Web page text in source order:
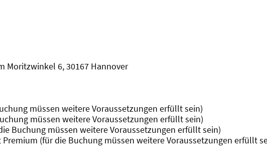
Moritzwinkel 6, 30167 Hannover
müssen weitere Voraussetzungen erfüllt sein)
müssen weitere Voraussetzungen erfüllt sein)
Buchung müssen weitere Voraussetzungen erfüllt sein)
Premium (für die Buchung müssen weitere Voraussetzungen erfüllt